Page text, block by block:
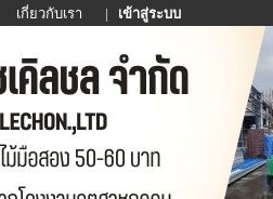
เกี่ยวกับเรา | เข้าสู่ระบบ